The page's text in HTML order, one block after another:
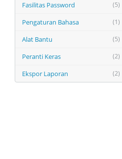
(5)
Fasilitas Password
(1)
Pengaturan Bahasa
(5)
Alat Bantu
(2)
Peranti Keras
(2)
Ekspor Laporan